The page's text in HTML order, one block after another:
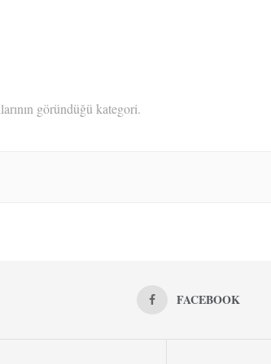
göründüğü kategori.
FACEBOOK